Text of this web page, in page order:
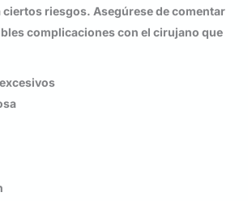
ciertos riesgos. Asegúrese de comentar
complicaciones con el cirujano que